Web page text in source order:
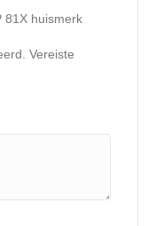
81X huismerk
Vereiste